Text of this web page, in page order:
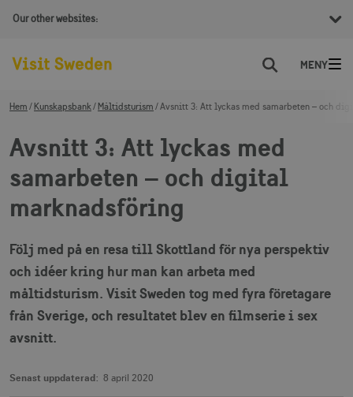
Our other websites:
Sök
Hem Kunskapsbank Måltidsturism Avsnitt 3: Att lyckas med samarbeten – och
Avsnitt 3: Att lyckas med
samarbeten – och digital
marknadsföring
Följ med på en resa till Skottland för nya perspektiv
och idéer kring hur man kan arbeta med
måltidsturism. Visit Sweden tog med fyra företagare
från Sverige, och resultatet blev en filmserie i sex
avsnitt.
Senast uppdaterad: 8 april 2020